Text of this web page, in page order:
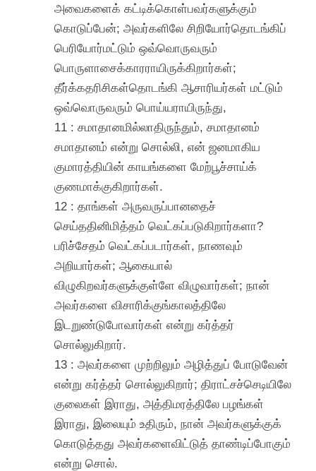
அவைகளைக் கட்டிக்கொள்பவர்களுக்கும்
கொடுப்பேன்; அவர்களிலே சிறியோர்தொடங்கிப்
பெரியோர்மட்டும் ஒவ்வொருவரும்
பொருளாசைக்காரராயிருக்கிறார்கள்;
தீர்க்கதரிசிகள்தொடங்கி ஆசாரியர்கள் மட்டும்
ஒவ்வொருவரும் பொய்யராயிருந்து,
11 : சமாதானமில்லாதிருந்தும், சமாதானம்
சமாதானம் என்று சொல்லி, என் ஜனமாகிய
குமாரத்தியின் காயங்களை மேற்பூச்சாய்க்
குணமாக்குகிறார்கள்.
12 : தாங்கள் அருவருப்பானதைச்
செய்ததினிமித்தம் வெட்கப்படுகிறார்களா?
பரிச்சேதம் வெட்கப்படார்கள், நாணவும்
அறியார்கள்; ஆகையால்
விழுகிறவர்களுக்குள்ளே விழுவார்கள்; நான்
அவர்களை விசாரிக்குங்காலத்திலே
இடறுண்டுபோவார்கள் என்று கர்த்தர்
சொல்லுகிறார்.
13 : அவர்களை முற்றிலும் அழித்துப் போடுவேன்
என்று கர்த்தர் சொல்லுகிறார்; திராட்சச்செடியிலே
குலைகள் இராது, அத்திமரத்திலே பழங்கள்
இராது, இலையும் உதிரும், நான் அவர்களுக்குக்
கொடுத்தது அவர்களைவிட்டுத் தாண்டிப்போகும்
என்று சொல்.